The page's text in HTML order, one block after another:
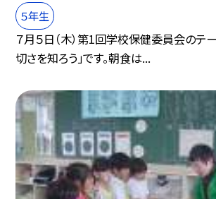
５年生
７月５日（木）第1回学校保健委員会のテ
切さを知ろう」です。朝食は...